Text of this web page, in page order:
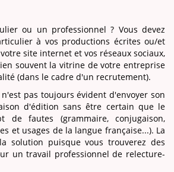
ou un professionnel ? Vous devez
à vos productions écrites ou/et
site internet et vos réseaux sociaux,
souvent la vitrine de votre entreprise
(dans le cadre d'un recrutement).
pas toujours évident d'envoyer son
d'édition sans être certain que le
de fautes (grammaire, conjugaison,
et usages de la langue française...). La
solution puisque vous trouverez des
un travail professionnel de relecture-